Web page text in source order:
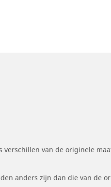
van de originele
anders zijn dan die van de